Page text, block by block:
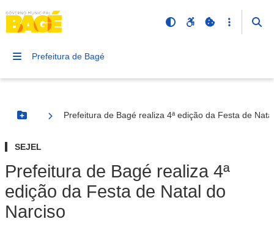
Prefeitura de Bagé
Botão Menu
Prefeitura de Bagé realiza 4ª edição da Festa de
SEJEL
Prefeitura de Bagé realiza 4ª
edição da Festa de Natal do
Narciso